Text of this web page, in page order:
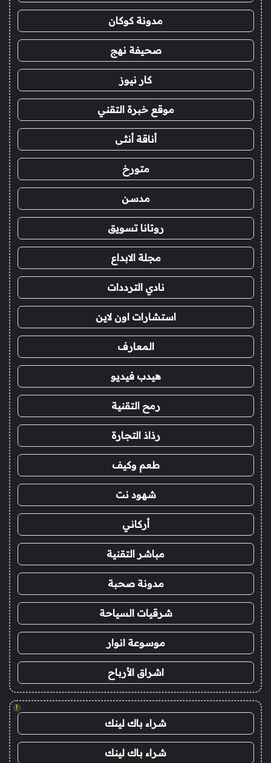
مدونة كوكان
صحيفة نهج
كار نيوز
موقع خبرة التقني
أناقة أنثى
متورخ
مدسن
روتانا تسويق
مجلة الابداع
نادي الترددات
استشارات اون لاين
المعارف
هيدب فيديو
رمح التقنية
رذاذ التجارة
طعم وكيف
شهود نت
أركاني
مباشر التقنية
مدونة صحبة
شرقيات السياحة
موسوعة انوار
اشراق الأرباح
!
شراء باك لينك
شراء باك لينك